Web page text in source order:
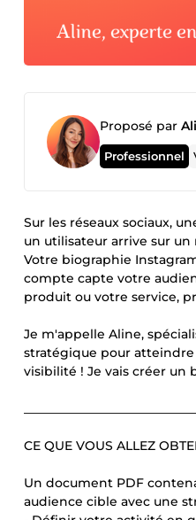
Proposé par
Professionnel
Sur les réseaux sociaux,
un utilisateur arrive sur
Votre biographie
compte capte votre
produit ou votre service,
Je m'appelle Aline,
stratégique pour atteindre
visibilité ! Je vais créer un
CE QUE VOUS ALLEZ
Un document PDF
audience cible avec une